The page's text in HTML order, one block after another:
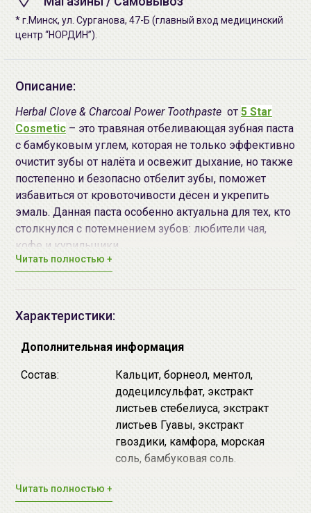
* г.Минск, ул. Сурганова, 47-Б (главный вход медицинский
центр “НОРДИН”).
Описание:
Herbal Clove & Charcoal Power Toothpaste от 5 Star
Cosmetic – это травяная отбеливающая зубная паста
с бамбуковым углем, которая не только эффективно
очистит зубы от налёта и освежит дыхание, но также
постепенно и безопасно отбелит зубы, поможет
избавиться от кровоточивости дёсен и укрепить
эмаль. Данная паста особенно актуальна для тех, кто
столкнулся с потемнением зубов: любители чая,
кофе и курильщики.
♦ Активированный бамбуковый уголь
неприятный запах изо рта.
противовоспалительным и антибактериальным
повреждений.
обладает антисептическим,
противовоспалительным, противовирусным и
заживляющим действием, отлично справляется с
уничтожением бактерий на зубах и деснах и
нейтрализует неприятный запах.
очищающим действием, помогает снять зубную боль
Читать полностью +
Характеристики:
Дополнительная информация
Состав:
Кальцит, борнеол, ментол,
додецилсульфат, экстракт
листьев стебелиуса, экстракт
листьев Гуавы, экстракт
гвоздики, камфора, морская
соль, бамбуковая соль.
Дата
производства:
Читать полностью +